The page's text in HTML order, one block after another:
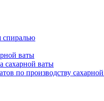
спиралью
ваты
сахарной ваты
по производству